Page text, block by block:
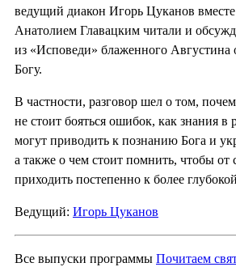
ведущий диакон Игорь Цуканов
Анатолием Главацким читали и
из «Исповеди» блаженного Августина
Богу.
В частности, разговор шел о том,
не стоит бояться ошибок, как знания в
могут приводить к познанию Бога и
а также о чем стоит помнить, чтобы от
приходить постепенно к более
Ведущий: Игорь Цуканов
Все выпуски программы Почитаем